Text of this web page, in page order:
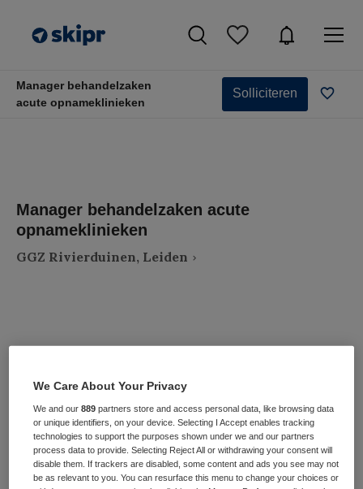
Manager behandelzaken
acute opnameklinieken
Solliciteren
Manager behandelzaken acute
opnameklinieken
GGZ Rivierduinen, Leiden
BRANCHE
Zelfstandige kliniek
AANSTELLING
Niet nader bepaald
PLAATSINGSDATUM
6 juni 2024
NIVEAU
WO
We Care About Your Privacy
We and our889 partners store and access personal data, like browsing data
or unique identifiers, on your device. Selecting I Accept enables tracking
technologies to support the purposes shown under we and our partners
process data to provide. Selecting Reject All or withdrawing your consent will
disable them. If trackers are disabled, some content and ads you see may not
be as relevant to you. You can resurface this menu to change your choices or